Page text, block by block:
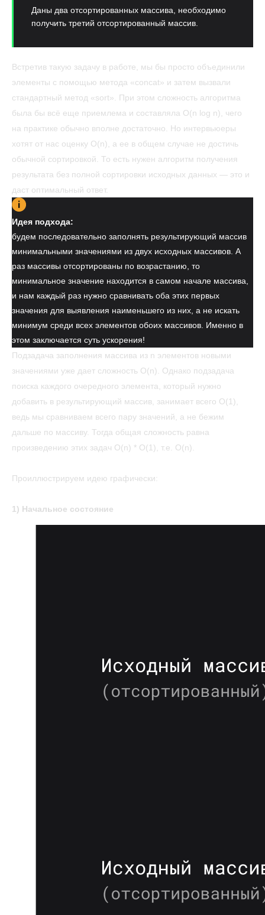
Даны два отсортированных массива, необходимо
получить третий отсортированный массив.
Встретив такую задачу в работе, мы бы просто объединили
элементы c помощью метода «concat» и затем вызвали
стандартный метод «sort». При этом сложность алгоритма
была бы всё еще приемлема и составляла O(n log n), чего
на практике обычно вполне достаточно. Но интервьюеры
хотят от нас оценку O(n), а ее в общем случае не достичь
обычной сортировкой. То есть нужен алгоритм получения
результата без полной сортировки исходных данных — это и
даст оптимальный ответ.
Идея подхода:
будем последовательно заполнять результирующий массив
минимальными значениями из двух исходных массивов. А
раз массивы отсортированы по возрастанию, то
минимальное значение находится в самом начале массива,
и нам каждый раз нужно сравнивать оба этих первых
значения для выявления наименьшего из них, а не искать
минимум среди всех элементов обоих массивов. Именно в
этом заключается суть ускорения!
Подзадача заполнения массива из n элементов новыми
значениями уже дает сложность O(n). Однако подзадача
поиска каждого очередного элемента, который нужно
добавить в результирующий массив, занимает всего O(1),
ведь мы сравниваем всего пару значений, а не бежим
дальше по массиву. Тогда общая сложность равна
произведению этих задач O(n) * O(1), т.е. O(n).
Проиллюстрируем идею графически:
1) Начальное состояние